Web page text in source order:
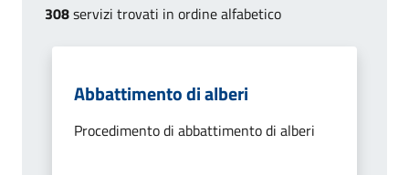
308servizi trovati in ordine alfabetico
Abbattimento di alberi
Procedimento di abbattimento di alberi